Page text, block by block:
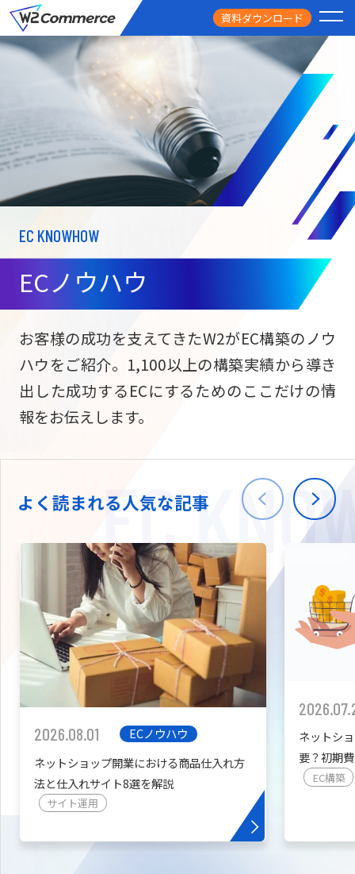
資料ダウンロード
サービス
ECサイト構築
サブスク/定期通販
ECサイト構築
海外進出・現地
W2
拡張プラグイン一覧
カスタマイズ開発
PRICE
料金
FEATURE
導入事例
USEFUL
お役立ち情報
NEWS
ニュース
会社情報
TW
EC KNOWHOW
ECノウハウ
お客様の成功を支えてきたW2がEC構築のノウ
ハウをご紹介。1,100以上の構築実績から導き
出した成功するECにするためのここだけの情
報をお伝えします。
よく読まれる人気な記事
2026.08.01
ECノウハウ
ネットショップ開業における商品仕入れ方
法と仕入れサイト8選を解説
サイト運用
ネットシ
要？初期
を紹介
EC構築